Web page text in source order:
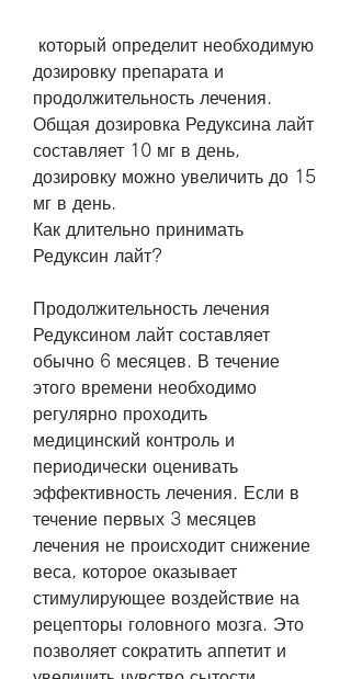
дозировку препарата и
продолжительность лечения.
Общая дозировка Редуксина лайт
составляет 10 мг в день,
дозировку можно увеличить до 15
мг в день.
Как длительно принимать
Редуксин лайт?
Продолжительность лечения
Редуксином лайт составляет
обычно 6 месяцев. В течение
этого времени необходимо
регулярно проходить
медицинский контроль и
периодически оценивать
эффективность лечения. Если в
течение первых 3 месяцев
лечения не происходит снижение
веса, которое оказывает
стимулирующее воздействие на
рецепторы головного мозга. Это
позволяет сократить аппетит и